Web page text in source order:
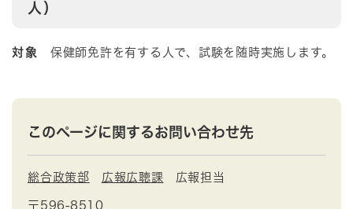
人）
対象 保健師免許を有する人で、試験を随時実施します。
このページに関するお問い合わせ先
総合政策部 広報広聴課 広報担当
〒596-8510